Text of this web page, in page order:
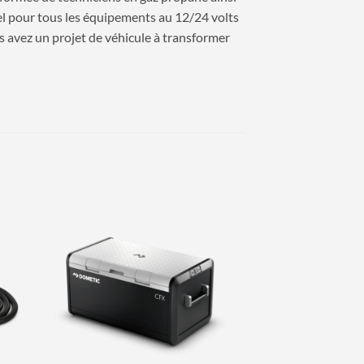
pour tous les équipements au 12/24 volts
avez un projet de véhicule à transformer
à la
wishlist